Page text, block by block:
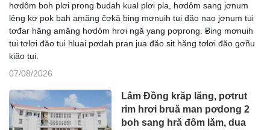
hơdôm boh plơi prong ƀudah kual plơi pla, hơdôm sang jơnum
lêng kơ pok bah amăng čơkă ƀing mơnuih tui đăo nao jơnum tui
tơđar hăng amăng hơdôm hrơi ngă yang pơprong. Ƀing mơnuih
tui tơlơi đăo tui hluai pơdah pran jua đăo sit hăng tơlơi đăo gơñu
kiăo tui.
07/08/2026
Lâm Đồng krăp lăng, pơtrut
rim hrơi bruă man pơdong 2
boh sang hră đôm lăm, dua